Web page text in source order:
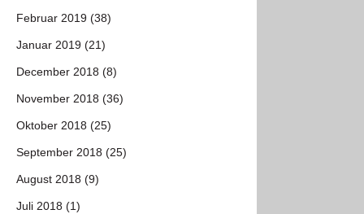
Februar 2019 (38)
Januar 2019 (21)
December 2018 (8)
November 2018 (36)
Oktober 2018 (25)
September 2018 (25)
August 2018 (9)
Juli 2018 (1)